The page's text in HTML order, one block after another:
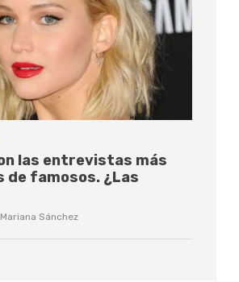
las entrevistas más
de famosos. ¿Las
Mariana Sánchez